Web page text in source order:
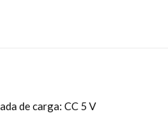
de carga: CC 5 V